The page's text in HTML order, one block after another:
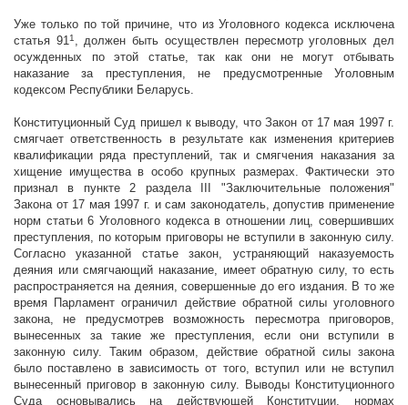
Уже только по той причине, что из Уголовного кодекса исключена
статья 911 , должен быть осуществлен пересмотр уголовных дел
осужденных по этой статье, так как они не могут отбывать
наказание за преступления, не предусмотренные Уголовным
кодексом Республики Беларусь.
Конституционный Суд пришел к выводу, что Закон от 17 мая 1997 г.
смягчает ответственность в результате как изменения критериев
квалификации ряда преступлений, так и смягчения наказания за
хищение имущества в особо крупных размерах. Фактически это
признал в пункте 2 раздела III "Заключительные положения"
Закона от 17 мая 1997 г. и сам законодатель, допустив применение
норм статьи 6 Уголовного кодекса в отношении лиц, совершивших
преступления, по которым приговоры не вступили в законную силу.
Согласно указанной статье закон, устраняющий наказуемость
деяния или смягчающий наказание, имеет обратную силу, то есть
распространяется на деяния, совершенные до его издания. В то же
время Парламент ограничил действие обратной силы уголовного
закона, не предусмотрев возможность пересмотра приговоров,
вынесенных за такие же преступления, если они вступили в
законную силу. Таким образом, действие обратной силы закона
было поставлено в зависимость от того, вступил или не вступил
вынесенный приговор в законную силу. Выводы Конституционного
Суда основывались на действующей Конституции, нормах